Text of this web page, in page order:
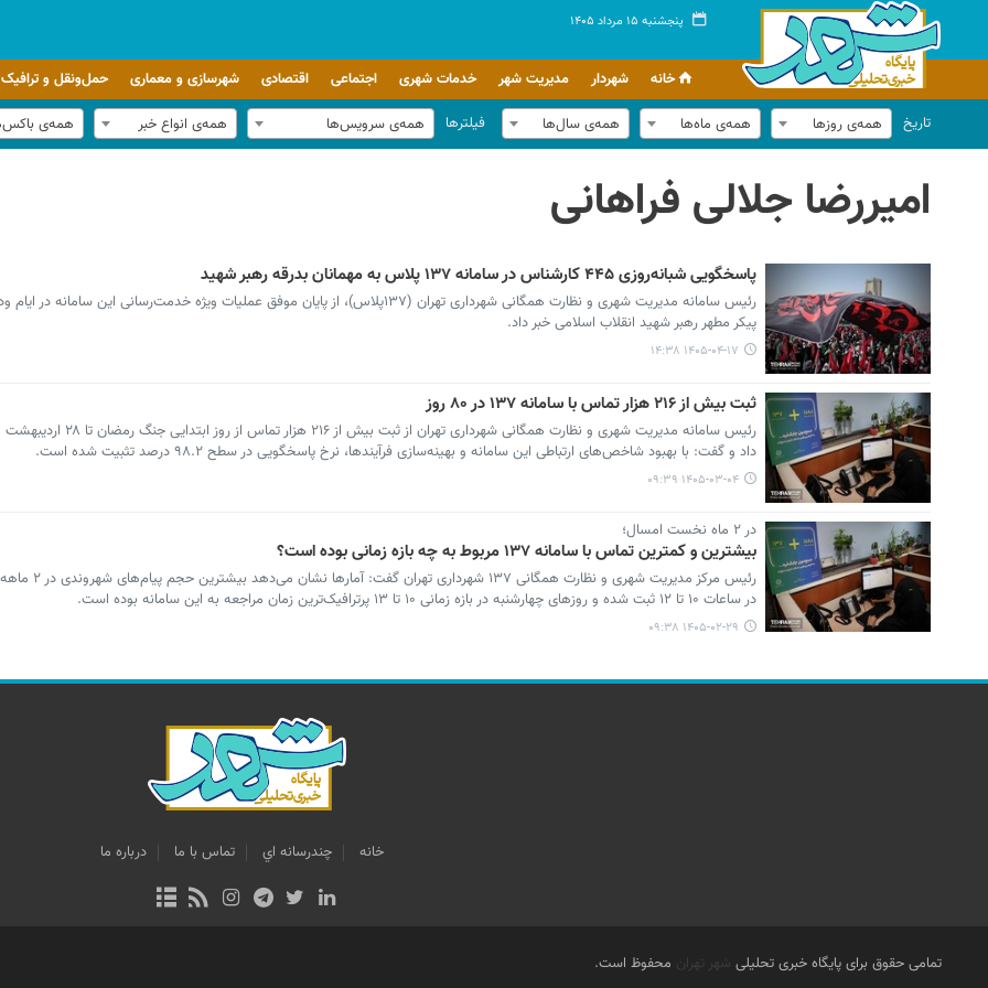
پنجشنبه ۱۵ مرداد ۱۴۰۵
خانه شهردار مدیریت شهر خدمات شهری اجتماعی اقتصادی شهرسازی و معماری حمل‌ونقل و ترافیک
تاریخ
همه‌ی روزها همه‌ی ماه‌ها همه‌ی سال‌ها فیلترها همه‌ی سرویس‌ها همه‌ی انواع خبر همه‌ی
امیررضا جلالی فراهانی
پاسخگویی شبانه‌روزی ۴۴۵ کارشناس در سامانه ۱۳۷ پلاس به مهمانان بدرقه رهبر شهید
رئیس سامانه مدیریت شهری و نظارت همگانی شهرداری تهران (۱۳۷‌پلاس)، از پایان موفق عملیات ویژه خدمت‌رسانی این
پیکر مطهر رهبر شهید انقلاب اسلامی خبر داد.
۱۴۰۵-۰۴-۱۷ ۱۴:۳۸
ثبت بیش از ۲۱۶ هزار تماس با سامانه ۱۳۷ در ۸۰ روز
داد و گفت: با بهبود شاخص‌های ارتباطی این سامانه و بهینه‌سازی فرآیندها، نرخ پاسخگویی در سطح ۹۸.۲ درصد تثبیت شده است.
۱۴۰۵-۰۳-۰۴ ۰۹:۳۹
در ۲ ماه نخست امسال؛
بیشترین و کمترین تماس با سامانه ۱۳۷ مربوط به چه بازه زمانی بوده است؟
رئیس مرکز مدیریت شهری و
در ساعات ۱۰ تا ۱۲ ثبت شده و روزهای چهارشنبه در بازه زمانی ۱۰ تا ۱۳ پرترافیک‌ترین زمان مراجعه به این سامانه بوده است.
۱۴۰۵-۰۲-۲۹ ۰۹:۳۸
خانه چندرسانه اي تماس با ما درباره ما
تمامی حقوق برای پایگاه خبری تحلیلی شهر تهران محفوظ است.